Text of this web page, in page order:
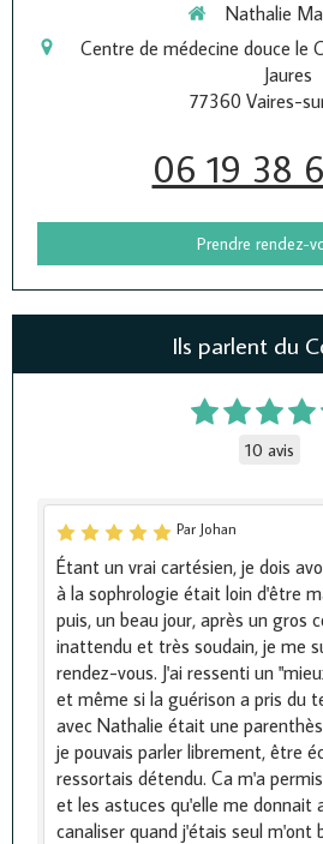
Nathalie
Centre de médecine douce le
Jaures
77360 Vaires-
06 19 38
Prendre rendez-
Ils parlent du
10 avis
Par Johan
Étant un vrai cartésien, je dois
à la sophrologie était loin d'être
puis, un beau jour, après un gros
inattendu et très soudain, je me
rendez-vous. J'ai ressenti un
et même si la guérison a pris du
avec Nathalie était une
je pouvais parler librement, être
ressortais détendu. Ca m'a
et les astuces qu'elle me donnait
canaliser quand j'étais seul m'ont